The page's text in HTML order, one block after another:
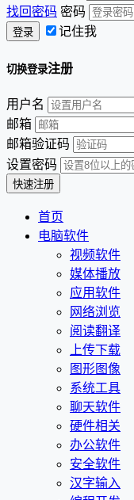
找回密码 密码
记住我
切换登录注册
用户名
邮箱
邮箱验证码
设置密码
首页
电脑软件
视频软件
媒体播放
应用软件
网络浏览
阅读翻译
上传下载
图形图像
系统工具
聊天软件
硬件相关
办公软件
安全软件
汉字输入